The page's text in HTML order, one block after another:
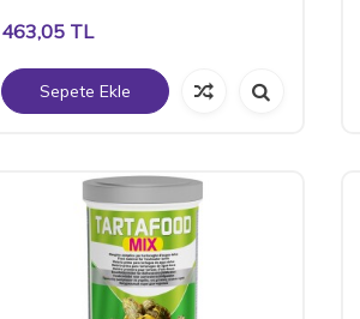
463,05 TL
Sepete Ekle